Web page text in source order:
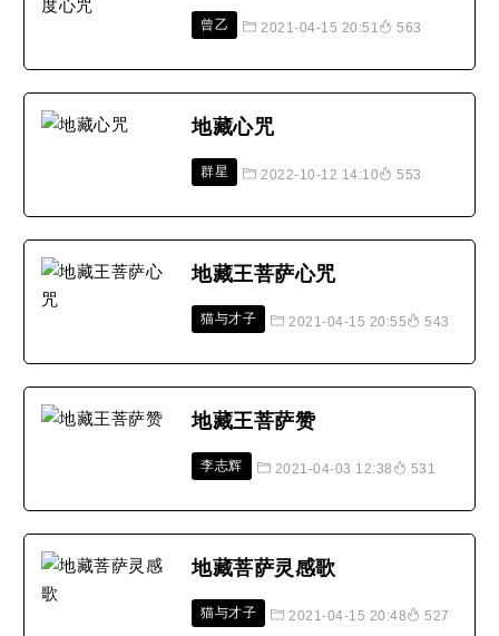
曾乙 2021-04-15 20:51 563
地藏心咒
群星 2022-10-12 14:10 553
地藏王菩萨心咒
猫与才子 2021-04-15 20:55 543
地藏王菩萨赞
李志辉 2021-04-03 12:38 531
地藏菩萨灵感歌
猫与才子 2021-04-15 20:48 527